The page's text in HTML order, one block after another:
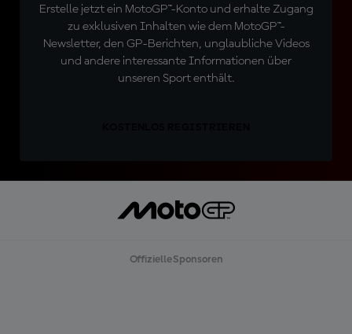
Erstelle jetzt ein MotoGP™-Konto und erhalte Zugang
zu exklusiven Inhalten wie dem MotoGP™-
Newsletter, den GP-Berichten, unglaubliche Videos
und andere interessante Informationen über
unseren Sport enthält.
Offizielle Sponsoren